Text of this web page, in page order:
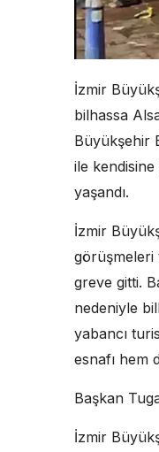
İzmir
bilhassa
Büyükşehir
ile kendisine
yaşandı.
İzmir
görüşmeleri
greve gitti.
nedeniyle
yabancı
esnafı hem
Başkan
İzmir